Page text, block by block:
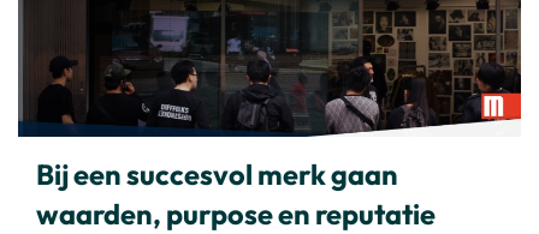
Bij een succesvol merk gaan
waarden, purpose en reputatie